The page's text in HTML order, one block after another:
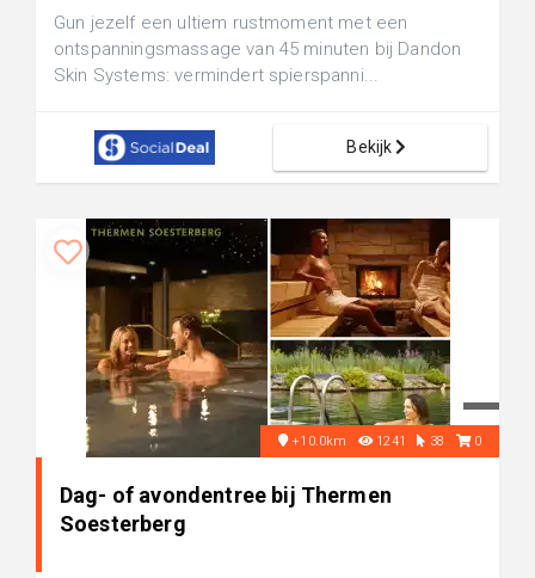
Gun jezelf een ultiem rustmoment met een
ontspanningsmassage van 45 minuten bij Dandon
Skin Systems: vermindert spierspanni...
Bekijk
+10.0km 1241 38 0
Dag- of avondentree bij Thermen
Soesterberg